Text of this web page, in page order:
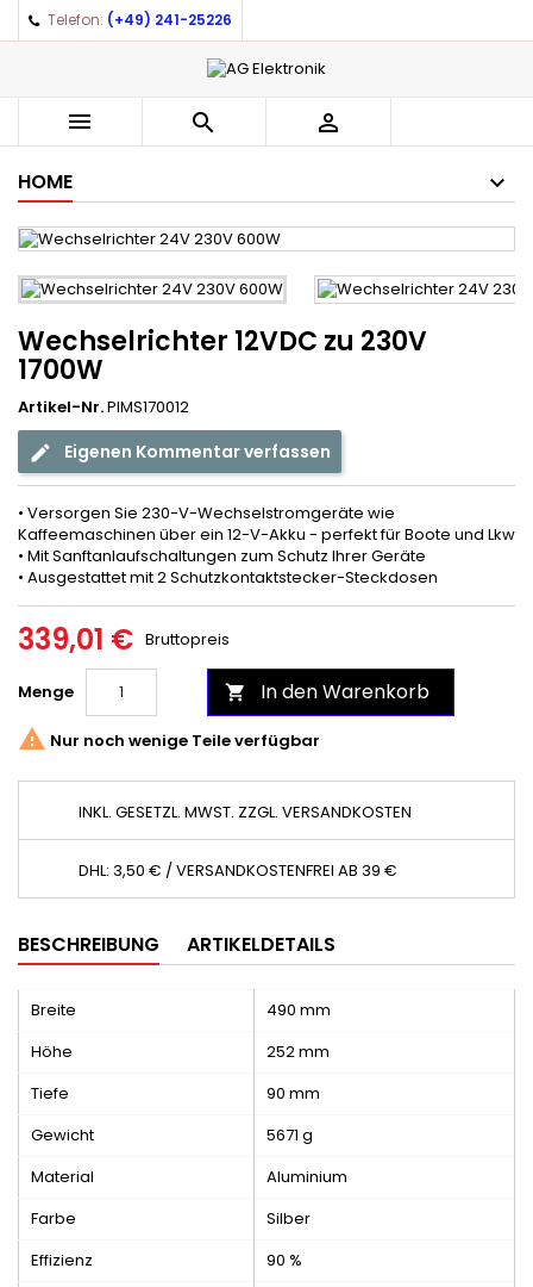
Telefon: (+49) 241-25226
  
HOME
Wechselrichter 12VDC zu 230V
1700W
Artikel-Nr.PIMS170012
Eigenen Kommentar verfassen
• Versorgen Sie 230-V-Wechselstromgeräte wie
Kaffeemaschinen über ein 12-V-Akku - perfekt für Boote und Lkw
• Mit Sanftanlaufschaltungen zum Schutz Ihrer Geräte
• Ausgestattet mit 2 Schutzkontaktstecker-Steckdosen
339,01 € Bruttopreis
Menge  In den Warenkorb
 Nur noch wenige Teile verfügbar
INKL. GESETZL. MWST. ZZGL. VERSANDKOSTEN
DHL: 3,50 € / VERSANDKOSTENFREI AB 39 €
BESCHREIBUNG ARTIKELDETAILS
Breite
490 mm
Höhe
252 mm
Tiefe
90 mm
Gewicht
5671 g
Material
Aluminium
Farbe
Silber
Effizienz
90 %
Auf meine Wunschliste ×
add_circle_outlineCreate new list
((title)) ×
((label))
((cancelText)) ((createText))
Anmelden ×
You need to be logged in to save products in your
wishlist.
((cancelText)) ((loginText))